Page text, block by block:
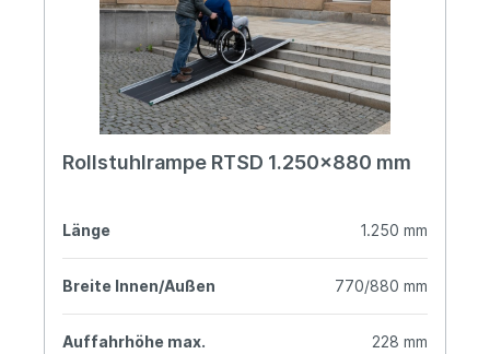
Rollstuhlrampe RTSD 1.250x880 mm
Länge 1.250 mm
Breite Innen/Außen 770/880 mm
Auffahrhöhe max. 228 mm